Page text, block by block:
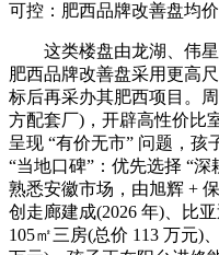
可控：肥西品牌改善盘均价
这类楼盘由龙湖、伟星
肥西品牌改善盘采用更高
标后再采办其肥西项目。
方配套厂)，开辟高性价比
呈现 “有价无市” 问题，孩
“当地口碑”：优先选择 “
熟悉安徽市场，由旭辉 +
创走廊建成(2026 年)、比
105㎡三房(总价 113 万元)